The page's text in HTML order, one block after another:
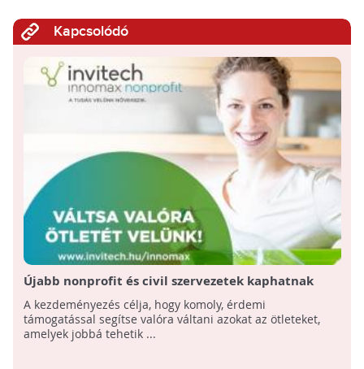
Kapcsolódó
Újabb nonprofit és civil szervezetek kaphatnak
támogatást innovatív ötleteikhez az Invitech
pályázatán
A kezdeményezés célja, hogy komoly, érdemi
támogatással segítse valóra váltani azokat az ötleteket,
amelyek jobbá tehetik ...